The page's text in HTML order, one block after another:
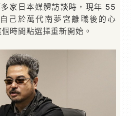
家日本媒體訪談時，現年 55
己於萬代南夢宮離職後的心
時間點選擇重新開始。